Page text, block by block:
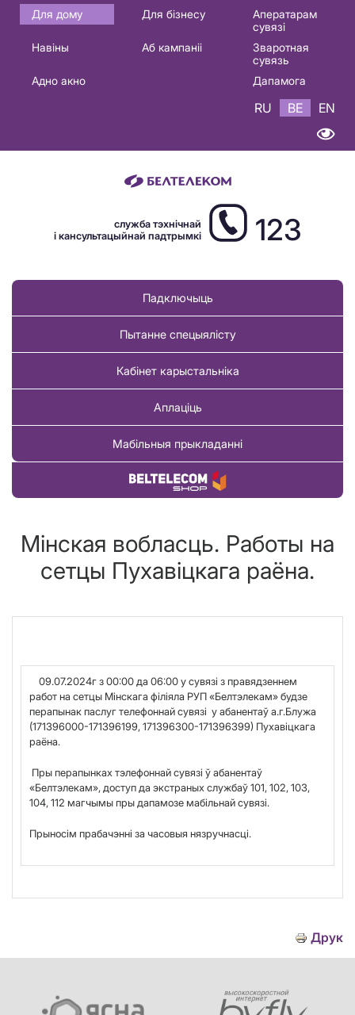
Основная
навигация
Для дому Для бізнесу
Аператарам
сувязі
Навіны
Аб кампаніі
Зваротная
сувязь
Адно акно
Дапамога
RU BE EN
служба тэхнічнай
і кансультацыйнай падтрымкі
123
Падключыць
Пытанне спецыялісту
Кабінет карыстальніка
Аплаціць
Мабільныя прыкладанні
Купіць тавар
Мінская вобласць. Работы на
сетцы Пухавіцкага раёна.
09.07.2024г з 00:00 да 06:00 у сувязі з правядзеннем
работ на сетцы Мінскага філіяла РУП «Белтэлекам» будзе
перапынак паслуг телефоннай сувязi у абанентаў а.г.Блужа
(171396000-171396199, 171396300-171396399) Пухавіцкага
раёна.
Пры перапынках тэлефоннай сувязі ў абанентаў
«Белтэлекам», доступ да экстраных службаў 101, 102, 103,
104, 112 магчымы пры дапамозе мабільнай сувязі.
Прыносім прабачэнні за часовыя нязручнасці.
Друк